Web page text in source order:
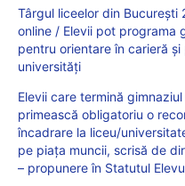
Târgul liceelor din
online / Elevii pot programa
pentru orientare în carieră
universități
Elevii care termină
primească obligatoriu o
încadrare la liceu/
pe piața muncii, scrisă de
– propunere în Statutul